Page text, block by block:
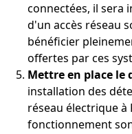
connectées, il sera
d'un accès réseau
bénéficier
offertes par ces
Mettre en place le
installation des
réseau électrique
fonctionnement